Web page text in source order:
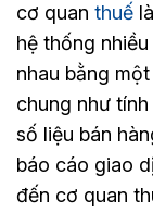
cơ quan thuế
hệ thống
nhau bằng
chung như
số liệu bán
báo cáo giao
đến cơ quan